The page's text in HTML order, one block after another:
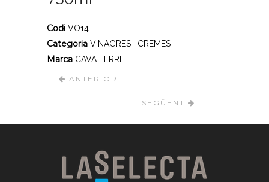
CodiVO14
CategoriaVINAGRES I CREMES
Marca CAVA FERRET
ANTERIOR
SEGÜENT